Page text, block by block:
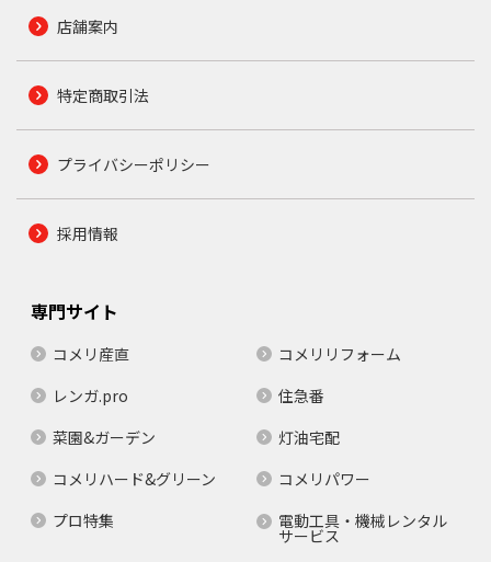
店舗案内
特定商取引法
プライバシーポリシー
採用情報
専門サイト
コメリ産直
コメリリフォーム
レンガ.pro
住急番
菜園&ガーデン
灯油宅配
コメリハード&グリーン
コメリパワー
プロ特集
電動工具・機械レンタル
サービス